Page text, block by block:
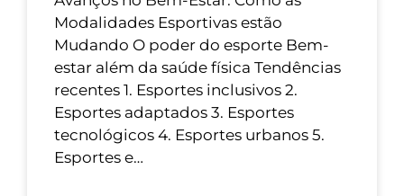
Modalidades Esportivas estão
Mudando O poder do esporte Bem-
estar além da saúde física Tendências
recentes 1. Esportes inclusivos 2.
Esportes adaptados 3. Esportes
tecnológicos 4. Esportes urbanos 5.
Esportes e…